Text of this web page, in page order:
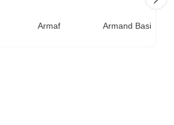
Armaf Armand Basi